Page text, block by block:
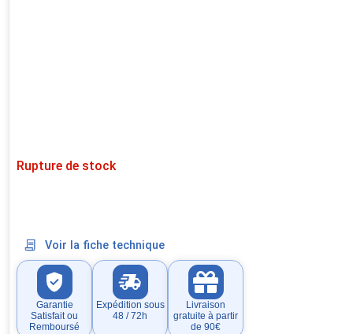
Rupture de stock
Voir la fiche technique
Garantie
Satisfait ou
Remboursé
Expédition sous
48 / 72h
Livraison
gratuite à partir
de 90€